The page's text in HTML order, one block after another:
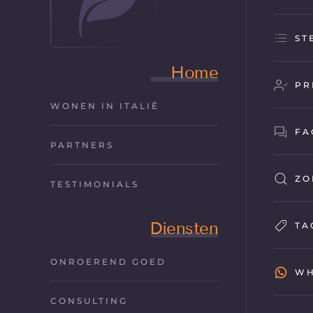
Home
WONEN IN ITALIË
PARTNERS
TESTIMONIALS
Diensten
ONROEREND GOED
CONSULTING